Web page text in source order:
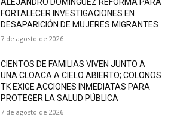
FORTALECER INVESTIGACIONES EN
DESAPARICIÓN DE MUJERES MIGRANTES
7 de agosto de 2026
CIENTOS DE FAMILIAS VIVEN JUNTO A
UNA CLOACA A CIELO ABIERTO; COLONOS
TK EXIGE ACCIONES INMEDIATAS PARA
PROTEGER LA SALUD PÚBLICA
7 de agosto de 2026